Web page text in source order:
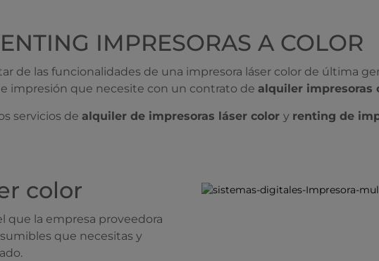
IMPRESORAS A COLOR
de las funcionalidades de una impresora láser color de última
impresión que necesite con un contrato de alquiler impresoras
servicios de alquiler de impresoras láser color y renting de
color
que la empresa proveedora
que necesitas y